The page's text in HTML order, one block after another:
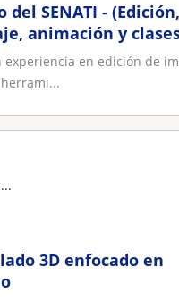
SENATI - (Edición,
animación y
en edición de
3D enfocado en